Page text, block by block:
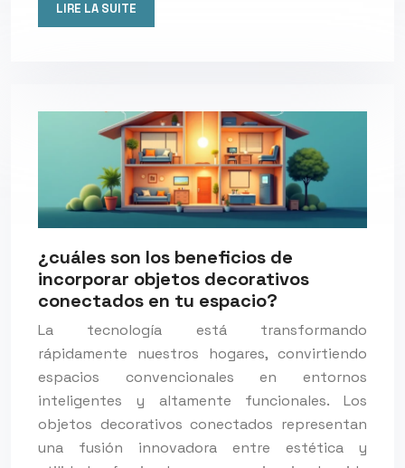
LIRE LA SUITE
¿cuáles son los beneficios de
incorporar objetos decorativos
conectados en tu espacio?
La tecnología está transformando
rápidamente nuestros hogares, convirtiendo
espacios convencionales en entornos
inteligentes y altamente funcionales. Los
objetos decorativos conectados representan
una fusión innovadora entre estética y